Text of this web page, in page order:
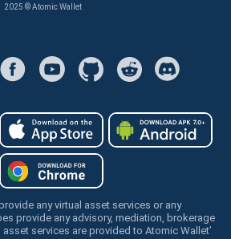
2025 © Atomic Wallet
any virtual asset services or any
provide any advisory, mediation, brokerage
services are provided to Atomic Wallet’